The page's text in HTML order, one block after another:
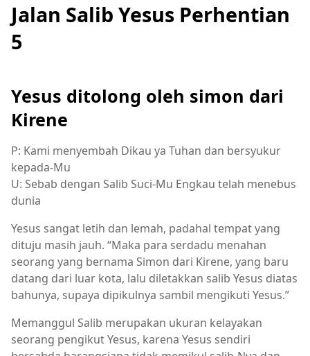
Jalan Salib Yesus Perhentian
5
Yesus ditolong oleh simon dari
Kirene
P: Kami menyembah Dikau ya Tuhan dan bersyukur
kepada-Mu
U: Sebab dengan Salib Suci-Mu Engkau telah menebus
dunia
Yesus sangat letih dan lemah, padahal tempat yang
dituju masih jauh. “Maka para serdadu menahan
seorang yang bernama Simon dari Kirene, yang baru
datang dari luar kota, lalu diletakkan salib Yesus diatas
bahunya, supaya dipikulnya sambil mengikuti Yesus.”
Memanggul Salib merupakan ukuran kelayakan
seorang pengikut Yesus, karena Yesus sendiri